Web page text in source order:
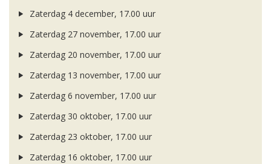
Zaterdag 4 december, 17.00 uur
Zaterdag 27 november, 17.00 uur
Zaterdag 20 november, 17.00 uur
Zaterdag 13 november, 17.00 uur
Zaterdag 6 november, 17.00 uur
Zaterdag 30 oktober, 17.00 uur
Zaterdag 23 oktober, 17.00 uur
Zaterdag 16 oktober, 17.00 uur